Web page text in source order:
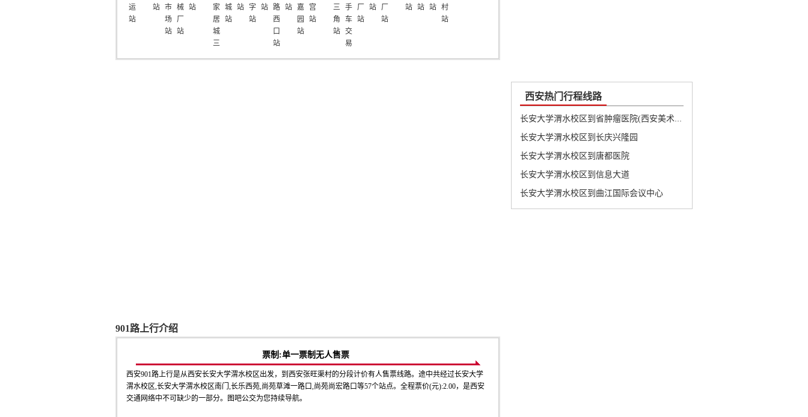
运
站
站 市
场
站
械
厂
站
站
家
居
城
三
城
站
站 字
站
站 路
西
口
站
站 嘉
园
站
宫
站
三
角
站
手
车
交
易
厂
站
站 厂
站
站 站 站 村
站
901路上行介绍
票制:单一票制无人售票
西安901路上行是从西安长安大学渭水校区出发，到西安张旺渠村的分段计价有人售票线路。途中共经过长安大学
渭水校区,长安大学渭水校区南门,长乐西苑,尚苑草滩一路口,尚苑尚宏路口等57个站点。全程票价(元):2.00，是西安
交通网络中不可缺少的一部分。图吧公交为您持续导航。
西安热门行程线路
长安大学渭水校区到省肿瘤医院(西安美术学院)
长安大学渭水校区到长庆兴隆园
长安大学渭水校区到唐都医院
长安大学渭水校区到信息大道
长安大学渭水校区到曲江国际会议中心